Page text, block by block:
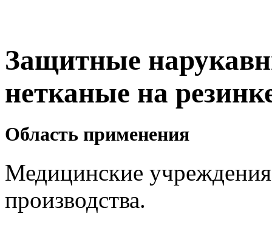
Защитные
нетканые на
Область применения
Медицинские
производства.